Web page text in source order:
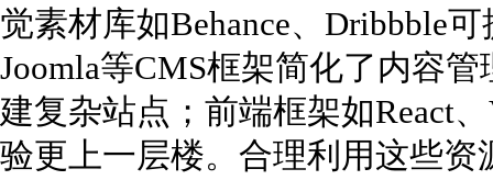
觉素材库如Behance、Dribbble
Joomla等CMS框架简化了内容
建复杂站点；前端框架如React
验更上一层楼。合理利用这些